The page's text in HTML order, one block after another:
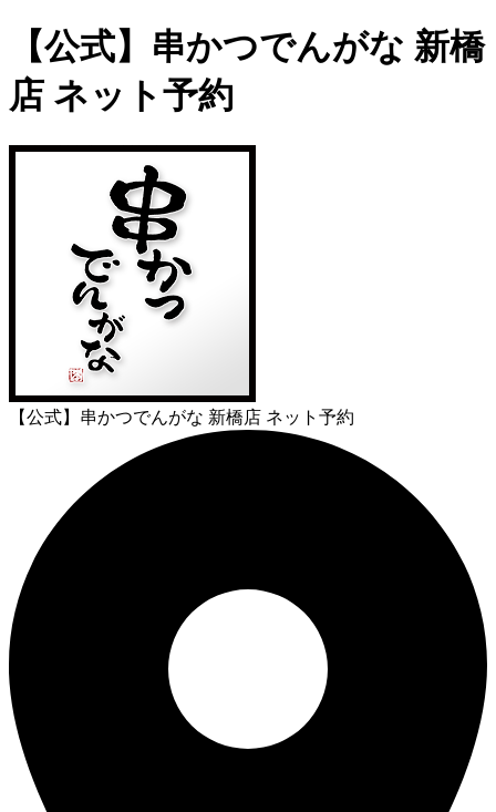
【公式】串かつでんがな 新橋
店 ネット予約
【公式】串かつでんがな 新橋店 ネット予約